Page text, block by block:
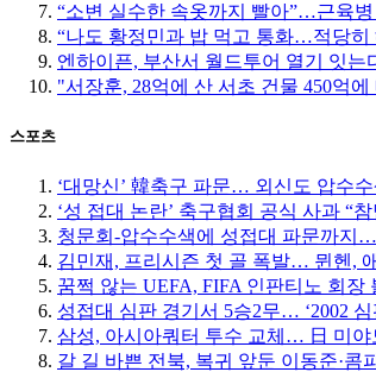
“소변 실수한 속옷까지 빨아”…근육병
“나도 황정민과 밥 먹고 통화…적당히
엔하이픈, 부산서 월드투어 열기 잇는
"서장훈, 28억에 산 서초 건물 450억에
스포츠
‘대망신’ 韓축구 파문… 외신도 압수
‘성 접대 논란’ 축구협회 공식 사과 “
청문회-압수수색에 성접대 파문까지
김민재, 프리시즌 첫 골 폭발… 뮌헨,
꿈쩍 않는 UEFA, FIFA 인판티노 회장
성접대 심판 경기서 5승2무… ‘2002
삼성, 아시아쿼터 투수 교체… 日 미야
갈 길 바쁜 전북, 복귀 앞둔 이동준·콤